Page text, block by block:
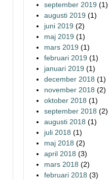
september 2019 (1)
augusti 2019 (1)
juni 2019 (2)
maj 2019 (1)
mars 2019 (1)
februari 2019 (1)
januari 2019 (1)
december 2018 (1)
november 2018 (2)
oktober 2018 (1)
september 2018 (2)
augusti 2018 (1)
juli 2018 (1)
maj 2018 (2)
april 2018 (3)
mars 2018 (2)
februari 2018 (3)